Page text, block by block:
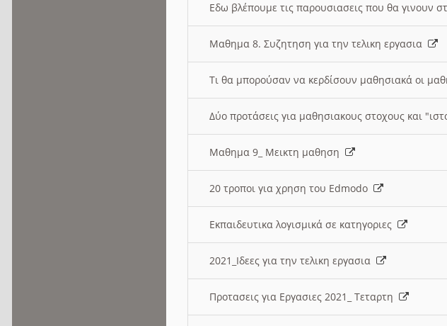
Εδω βλέπουμε τις παρουσιασεις που θα γινουν
Μαθημα 8. Συζητηση για την τελικη εργασια
Τι θα μπορούσαν να κερδίσουν μαθησιακά οι
Δύο προτάσεις για μαθησιακους στοχους και
Μαθημα 9_ Μεικτη μαθηση
20 τροποι για χρηση του Edmodo
Εκπαιδευτικα λογισμικά σε κατηγοριες
2021_Ιδεες για την τελικη εργασια
Προτασεις για Εργασιες 2021_ Τεταρτη